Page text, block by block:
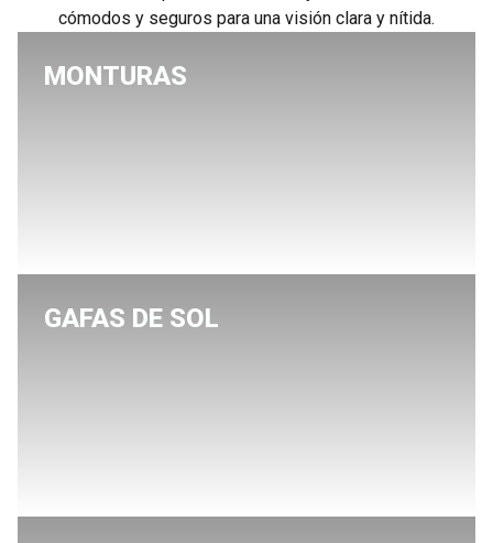
cómodos y seguros para una visión clara y nítida.
MONTURAS
GAFAS DE SOL